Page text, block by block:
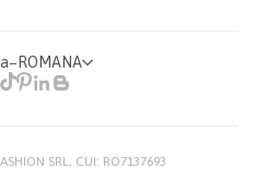
− ROMANA
SRL, CUI: RO7137693